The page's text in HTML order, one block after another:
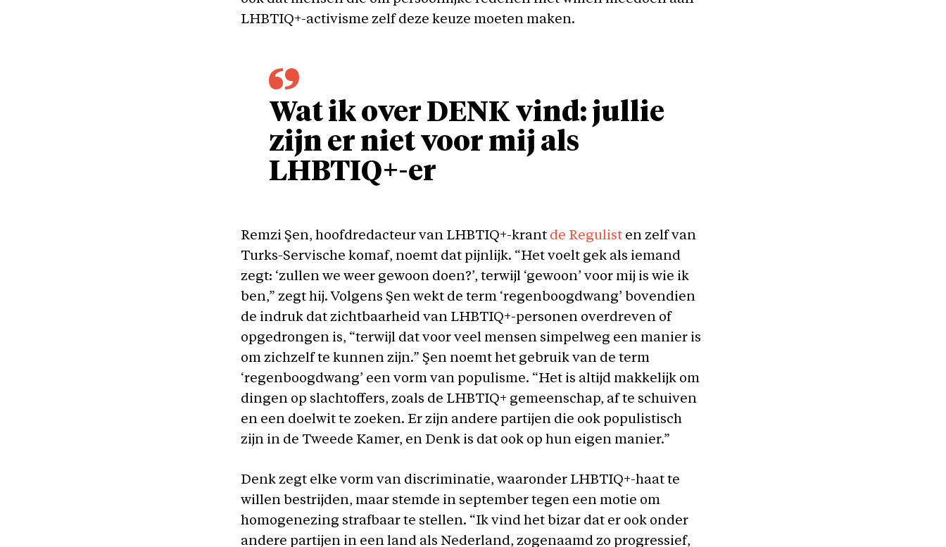
LHBTIQ+-activisme zelf deze keuze moeten maken.
Wat ik over DENK vind: jullie
zijn er niet voor mij als
LHBTIQ+-er
Remzi Şen, hoofdredacteur van LHBTIQ+-krant de Regulist en zelf van
Turks-Servische komaf, noemt dat pijnlijk. “Het voelt gek als iemand
zegt: ‘zullen we weer gewoon doen?’, terwijl ‘gewoon’ voor mij is wie ik
ben,” zegt hij. Volgens Şen wekt de term ‘regenboogdwang’ bovendien
de indruk dat zichtbaarheid van LHBTIQ+-personen overdreven of
opgedrongen is, “terwijl dat voor veel mensen simpelweg een manier is
om zichzelf te kunnen zijn.” Şen noemt het gebruik van de term
‘regenboogdwang’ een vorm van populisme. “Het is altijd makkelijk om
dingen op slachtoffers, zoals de LHBTIQ+ gemeenschap, af te schuiven
en een doelwit te zoeken. Er zijn andere partijen die ook populistisch
zijn in de Tweede Kamer, en Denk is dat ook op hun eigen manier.”
Denk zegt elke vorm van discriminatie, waaronder LHBTIQ+-haat te
willen bestrijden, maar stemde in september tegen een motie om
homogenezing strafbaar te stellen. “Ik vind het bizar dat er ook onder
andere partijen in een land als Nederland, zogenaamd zo progressief,